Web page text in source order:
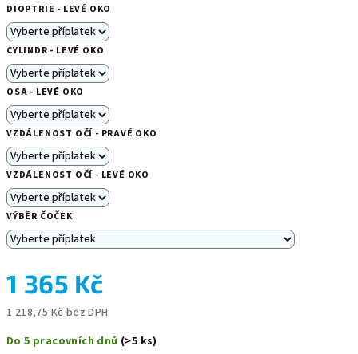
DIOPTRIE - LEVÉ OKO
CYLINDR - LEVÉ OKO
OSA - LEVÉ OKO
VZDÁLENOST OČÍ - PRAVÉ OKO
VZDÁLENOST OČÍ - LEVÉ OKO
VÝBĚR ČOČEK
1 365 Kč
1 218,75 Kč bez DPH
cena:
Do 5 pracovních dnů (>5 ks)